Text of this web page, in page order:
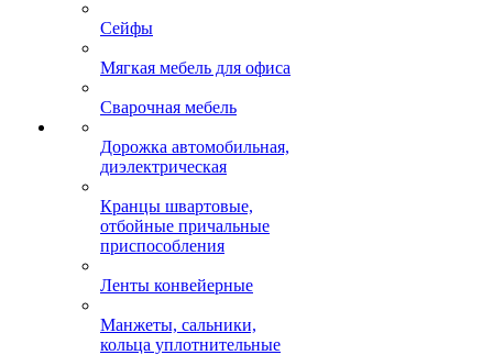
Сейфы
Мягкая мебель для офиса
Сварочная мебель
Дорожка автомобильная,
диэлектрическая
Кранцы швартовые,
отбойные причальные
приспособления
Ленты конвейерные
Манжеты, сальники,
кольца уплотнительные